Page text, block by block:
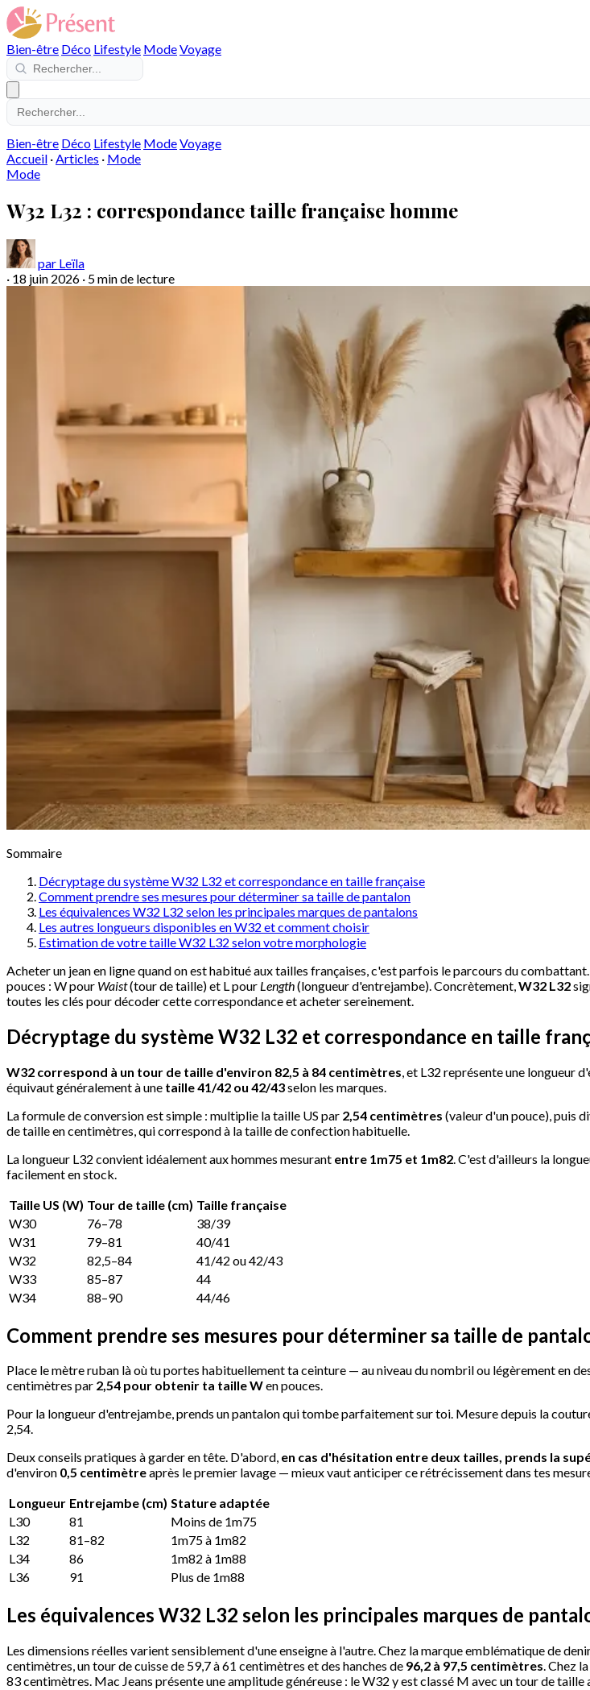
Bien-être Déco Lifestyle ModeVoyage
Bien-être Déco Lifestyle ModeVoyage
Accueil ·Articles · Mode
Mode
W32 L32 : correspondance taille française homme
par Leïla
· 18 juin 2026 · 5 min de lecture
Sommaire
Décryptage du système W32 L32 et correspondance en taille française
Comment prendre ses mesures pour déterminer sa taille de pantalon
Les équivalences W32 L32 selon les principales marques de pantalons
Les autres longueurs disponibles en W32 et comment choisir
Estimation de votre taille W32 L32 selon votre morphologie
Acheter un jean en ligne quand on est habitué aux tailles françaises, c'est parfois le parcours du
pouces : W pour Waist(tour de taille) et L pour Length(longueur d'entrejambe). Concrètement,W32 L32
toutes les clés pour décoder cette correspondance et acheter sereinement.
Décryptage du système W32 L32 et correspondance en taille
W32 correspond à un tour de taille d'environ 82,5 à 84 centimètres , et L32 représente une longueur
équivaut généralement à une taille 41/42 ou 42/43selon les marques.
La formule de conversion est simple : multiplie la taille US par 2,54 centimètres (valeur d'un pouce), puis
de taille en centimètres, qui correspond à la taille de confection habituelle.
La longueur L32 convient idéalement aux hommes mesurant entre 1m75 et 1m82 . C'est d'ailleurs la
facilement en stock.
Taille US (W) Tour de taille (cm) Taille française
W30
76–78
38/39
W31
79–81
40/41
W32
82,5–84
41/42 ou 42/43
W33
85–87
44
W34
88–90 44/46
Comment prendre ses mesures pour déterminer sa taille de
Place le mètre ruban là où tu portes habituellement ta ceinture — au niveau du nombril ou légèrement en
centimètres par 2,54 pour obtenir ta taille Wen pouces.
Pour la longueur d'entrejambe, prends un pantalon qui tombe parfaitement sur toi. Mesure depuis la
2,54.
Deux conseils pratiques à garder en tête. D'abord, en cas d'hésitation entre deux tailles, prends la
d'environ 0,5 centimètreaprès le premier lavage — mieux vaut anticiper ce rétrécissement dans tes
Longueur Entrejambe (cm) Stature adaptée
L30
81
Moins de 1m75
L32
81–82
1m75 à 1m82
L34
86
1m82 à 1m88
L36
91 Plus de 1m88
Les équivalences W32 L32 selon les principales marques de
Les dimensions réelles varient sensiblement d'une enseigne à l'autre. Chez la marque emblématique de
centimètres, un tour de cuisse de 59,7 à 61 centimètres et des hanches de 96,2 à 97,5 centimètres. Chez
83 centimètres. Mac Jeans présente une amplitude généreuse : le W32 y est classé M avec un tour de taille